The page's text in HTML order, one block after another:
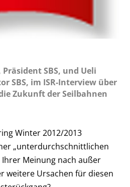
SBS, und Ueli
SBS, im ISR-Interview über
Zukunft der Seilbahnen
Winter 2012/2013
„unterdurchschnittlichen
Ihrer Meinung nach außer
weitere Ursachen für diesen